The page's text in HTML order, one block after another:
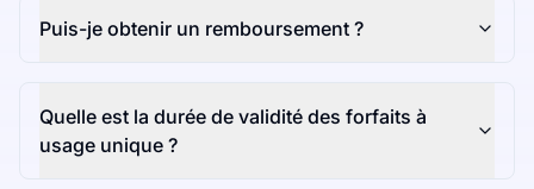
Puis-je obtenir un remboursement ?
Quelle est la durée de validité des forfaits à
usage unique ?